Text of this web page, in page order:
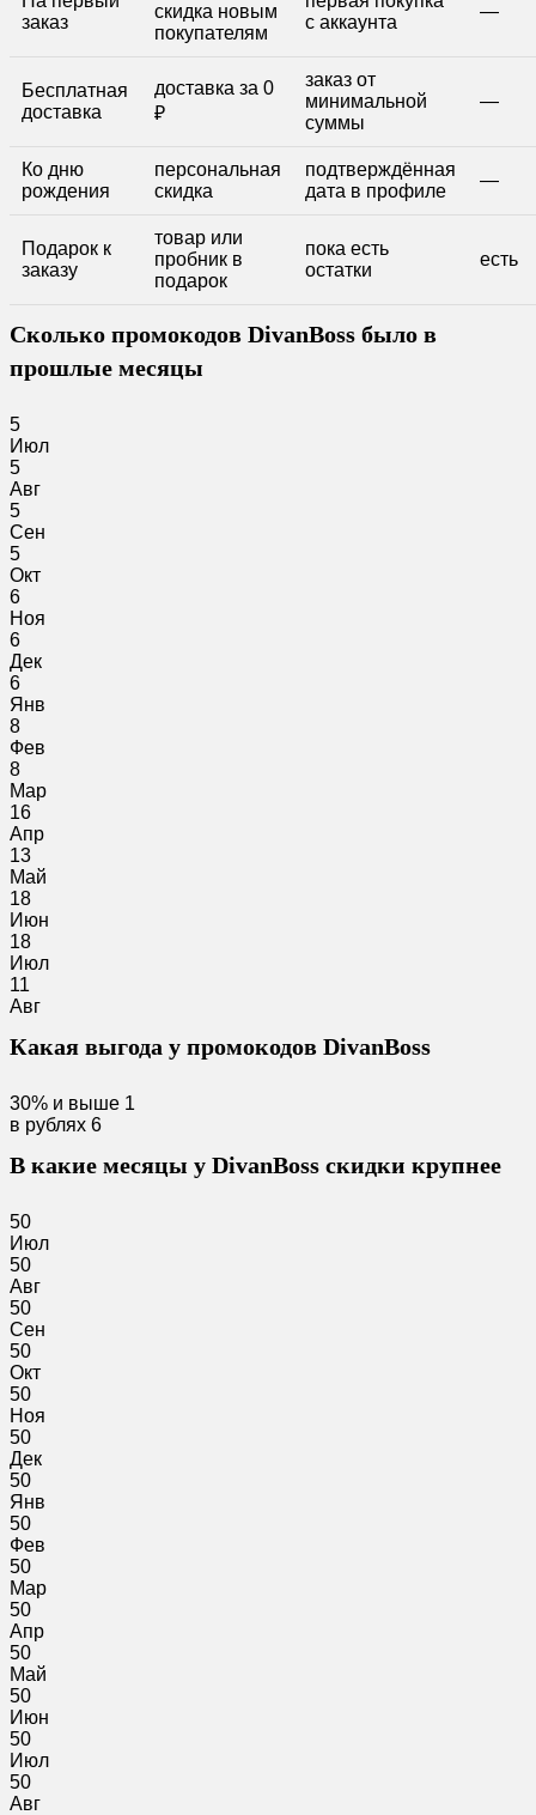
заказ
скидка новым
покупателям
с аккаунта
—
Бесплатная
доставка
доставка за 0
₽
заказ от
минимальной
суммы
—
Ко дню
рождения
персональная
скидка
подтверждённая
дата в профиле
—
Подарок к
заказу
товар или
пробник в
подарок
пока есть
остатки
есть
Сколько промокодов DivanBoss было в
прошлые месяцы
5
Июл
5
Авг
5
Сен
5
Окт
6
Ноя
6
Дек
6
Янв
8
Фев
8
Мар
16
Апр
13
Май
18
Июн
18
Июл
11
Авг
Какая выгода у промокодов DivanBoss
30% и выше 1
в рублях 6
В какие месяцы у DivanBoss скидки крупнее
50
Июл
50
Авг
50
Сен
50
Окт
50
Ноя
50
Дек
50
Янв
50
Фев
50
Мар
50
Апр
50
Май
50
Июн
50
Июл
50
Авг